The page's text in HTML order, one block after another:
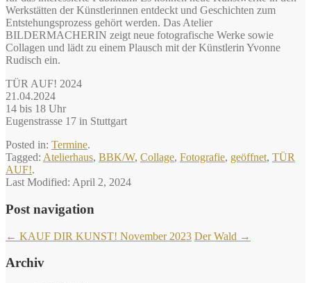
Werkstätten der Künstlerinnen entdeckt und Geschichten zum
Entstehungsprozess gehört werden. Das Atelier
BILDERMACHERIN zeigt neue fotografische Werke sowie
Collagen und lädt zu einem Plausch mit der Künstlerin Yvonne
Rudisch ein.
TÜR AUF! 2024
21.04.2024
14 bis 18 Uhr
Eugenstrasse 17 in Stuttgart
Posted in: Termine.
Tagged: Atelierhaus, BBK/W, Collage, Fotografie, geöffnet, TÜR
AUF!.
Last Modified: April 2, 2024
Post navigation
← KAUF DIR KUNST! November 2023 Der Wald →
Archiv